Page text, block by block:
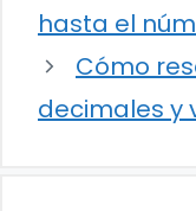
hasta el
Cómo
decimales y